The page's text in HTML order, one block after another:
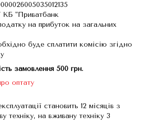
"Приватбанк
на прибуток на загальних
буде сплатити комісію згідно
замовлення 500 грн.
оптату
становить 12 місяців з
техніку, на вживану техніку 3